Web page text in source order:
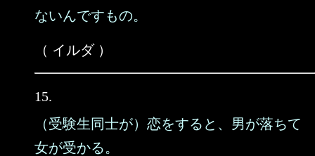
ないんですもの。
（ イルダ ）
15.
（受験生同士が）恋をすると、男が落ちて
女が受かる。